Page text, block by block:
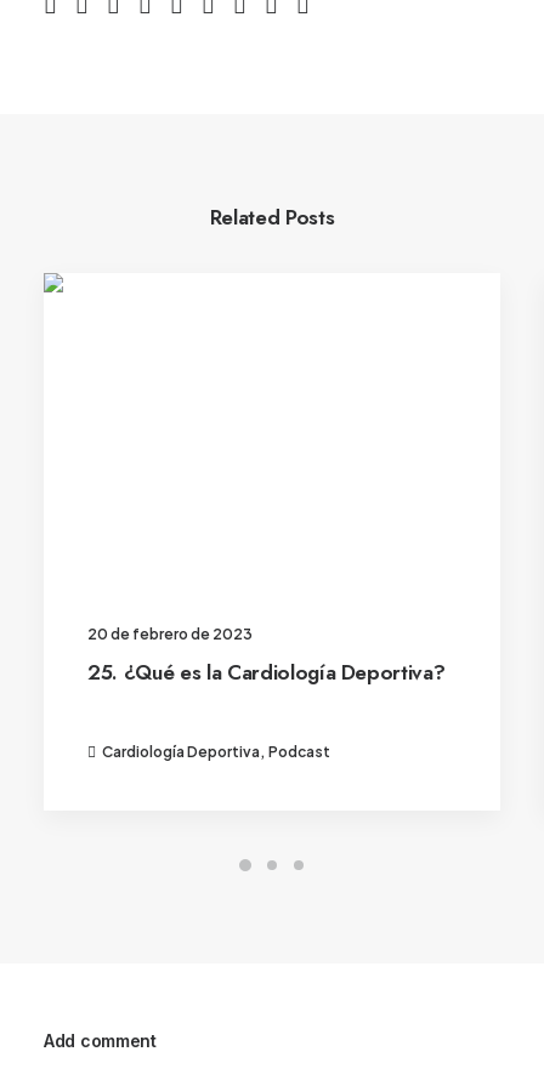
Related Posts
20 de febrero de 2023
25. ¿Qué es la Cardiología Deportiva?
Cardiología Deportiva, Podcast
Add comment